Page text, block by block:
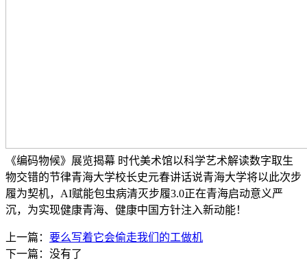
《编码物候》展览揭幕 时代美术馆以科学艺术解读数字取生
物交错的节律青海大学校长史元春讲话说青海大学将以此次步
履为契机，AI赋能包虫病清灭步履3.0正在青海启动意义严
沉，为实现健康青海、健康中国方针注入新动能！
上一篇： 要么写着它会偷走我们的工做机
下一篇：没有了